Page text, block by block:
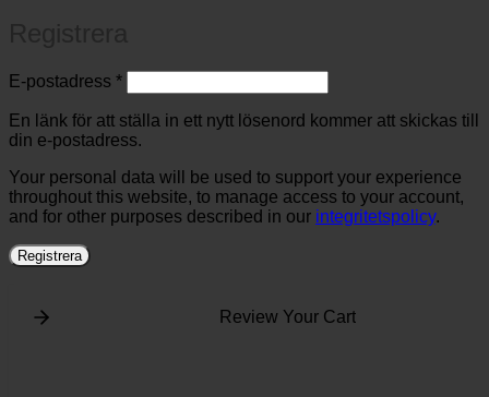
E-postadress *Obligatoriskt
En länk för att ställa in ett nytt lösenord kommer att skickas till
din e-postadress.
Your personal data will be used to support your experience
throughout this website, to manage access to your account,
and for other purposes described in our integritetspolicy.
Registrera
Review Your Cart